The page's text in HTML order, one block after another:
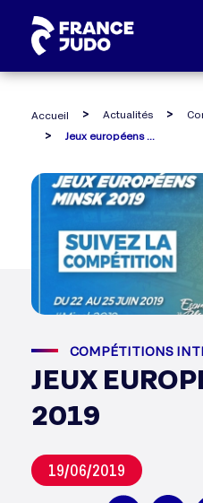
Accueil Actualités
COMPÉTITIONS
JEUX
2019
19/06/2019